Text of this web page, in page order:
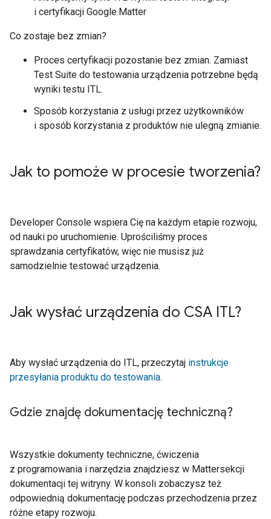
i certyfikacji Google.Matter
Co zostaje bez zmian?
Proces certyfikacji pozostanie bez zmian. Zamiast
Test Suite do testowania urządzenia potrzebne będą
wyniki testu ITL.
Sposób korzystania z usługi przez użytkowników
i sposób korzystania z produktów nie ulegną zmianie.
Jak to pomoże w procesie tworzenia?
Developer Console wspiera Cię na każdym etapie rozwoju,
od nauki po uruchomienie. Uprościliśmy proces
sprawdzania certyfikatów, więc nie musisz już
samodzielnie testować urządzenia.
Jak wysłać urządzenia do CSA ITL?
Aby wysłać urządzenia do ITL, przeczytaj instrukcje
przesyłania produktu do testowania.
Gdzie znajdę dokumentację techniczną?
Wszystkie dokumenty techniczne, ćwiczenia
z programowania i narzędzia znajdziesz w Mattersekcji
dokumentacji tej witryny. W konsoli zobaczysz też
odpowiednią dokumentację podczas przechodzenia przez
różne etapy rozwoju.